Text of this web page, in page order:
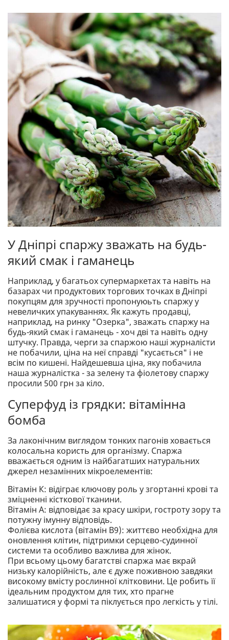
У Дніпрі спаржу зважать на будь-
який смак і гаманець
Наприклад, у багатьох супермаркетах та навіть на
базарах чи продуктових торгових точках в Дніпрі
покупцям для зручності пропонуюьть спаржу у
невеличких упакуваннях. Як кажуть продавці,
наприклад, на ринку "Озерка", зважать спаржу на
будь-який смак і гаманець - хоч дві та навіть одну
штучку. Правда, черги за спаржою наші журналісти
не побачили, ціна на неї справді "кусається" і не
всім по кишені. Найдешевша ціна, яку побачила
наша журналістка - за зелену та фіолетову спаржу
просили 500 грн за кіло.
Суперфуд із грядки: вітамінна
бомба
За лаконічним виглядом тонких пагонів ховається
колосальна користь для організму. Спаржа
вважається одним із найбагатших натуральних
джерел незамінних мікроелементів:
Вітамін К: відіграє ключову роль у згортанні крові та
зміцненні кісткової тканини.
Вітамін А: відповідає за красу шкіри, гостроту зору та
потужну імунну відповідь.
Фолієва кислота (вітамін B9): життєво необхідна для
оновлення клітин, підтримки серцево-судинної
системи та особливо важлива для жінок.
При всьому цьому багатстві спаржа має вкрай
низьку калорійність, але є дуже поживною завдяки
високому вмісту рослинної клітковини. Це робить її
ідеальним продуктом для тих, хто прагне
залишатися у формі та піклується про легкість у тілі.